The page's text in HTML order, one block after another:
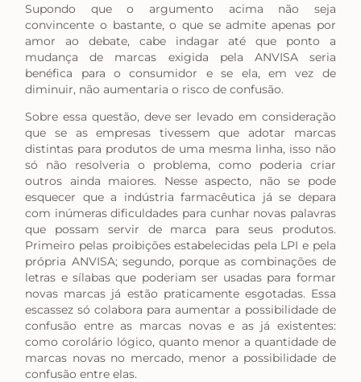
Supondo que o argumento acima não seja
convincente o bastante, o que se admite apenas por
amor ao debate, cabe indagar até que ponto a
mudança de marcas exigida pela ANVISA seria
benéfica para o consumidor e se ela, em vez de
diminuir, não aumentaria o risco de confusão.
Sobre essa questão, deve ser levado em consideração
que se as empresas tivessem que adotar marcas
distintas para produtos de uma mesma linha, isso não
só não resolveria o problema, como poderia criar
outros ainda maiores. Nesse aspecto, não se pode
esquecer que a indústria farmacêutica já se depara
com inúmeras dificuldades para cunhar novas palavras
que possam servir de marca para seus produtos.
Primeiro pelas proibições estabelecidas pela LPI e pela
própria ANVISA; segundo, porque as combinações de
letras e sílabas que poderiam ser usadas para formar
novas marcas já estão praticamente esgotadas. Essa
escassez só colabora para aumentar a possibilidade de
confusão entre as marcas novas e as já existentes:
como corolário lógico, quanto menor a quantidade de
marcas novas no mercado, menor a possibilidade de
confusão entre elas.